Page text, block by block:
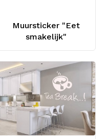
Muursticker "Eet
smakelijk"